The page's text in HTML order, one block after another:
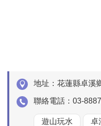
地址： 花蓮縣卓溪
聯絡電話： 03-
遊山玩水 卓